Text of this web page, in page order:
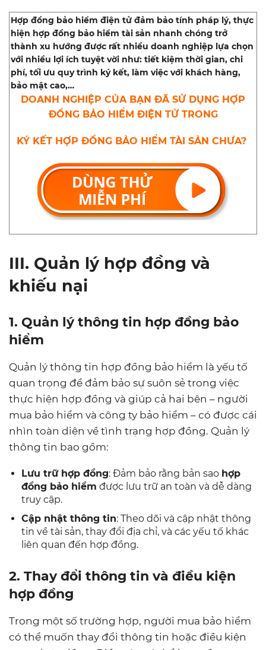
Hợp đồng bảo hiểm điện tử đảm bảo tính pháp lý, thực
hiện hợp đồng bảo hiểm tài sản nhanh chóng trở
thành xu hướng được rất nhiều doanh nghiệp lựa chọn
với nhiều lợi ích tuyệt vời như: tiết kiệm thời gian, chi
phí, tối ưu quy trình ký kết, làm việc với khách hàng,
bảo mật cao,…
DOANH NGHIỆP CỦA BẠN ĐÃ SỬ DỤNG HỢP
ĐỒNG BẢO HIỂM ĐIỆN TỬ TRONG
KÝ KẾT HỢP ĐỒNG BẢO HIỂM TÀI SẢN CHƯA?
III. Quản lý hợp đồng và
khiếu nại
1. Quản lý thông tin hợp đồng bảo
hiểm
Quản lý thông tin hợp đồng bảo hiểm là yếu tố
quan trọng để đảm bảo sự suôn sẻ trong việc
thực hiện hợp đồng và giúp cả hai bên – người
mua bảo hiểm và công ty bảo hiểm – có được cái
nhìn toàn diện về tình trạng hợp đồng. Quản lý
thông tin bao gồm:
Lưu trữ hợp đồng: Đảm bảo rằng bản sao hợp
đồng bảo hiểm được lưu trữ an toàn và dễ dàng
truy cập.
Cập nhật thông tin: Theo dõi và cập nhật thông
tin về tài sản, thay đổi địa chỉ, và các yếu tố khác
liên quan đến hợp đồng.
2. Thay đổi thông tin và điều kiện
hợp đồng
Trong một số trường hợp, người mua bảo hiểm
có thể muốn thay đổi thông tin hoặc điều kiện